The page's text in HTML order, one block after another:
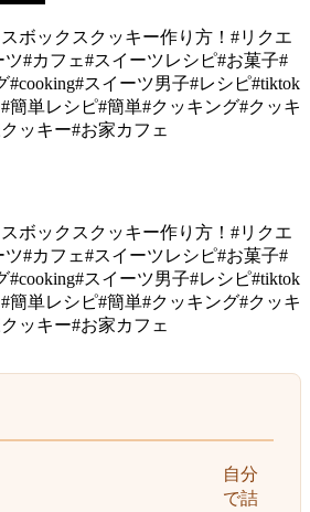
ボックスクッキー作り方！#リクエ
#カフェ#スイーツレシピ#お菓子#
#cooking#スイーツ男子#レシピ#tiktok
簡単レシピ#簡単#クッキング#クッキ
ッキー#お家カフェ
ボックスクッキー作り方！#リクエ
#カフェ#スイーツレシピ#お菓子#
#cooking#スイーツ男子#レシピ#tiktok
簡単レシピ#簡単#クッキング#クッキ
ッキー#お家カフェ
自分
で詰